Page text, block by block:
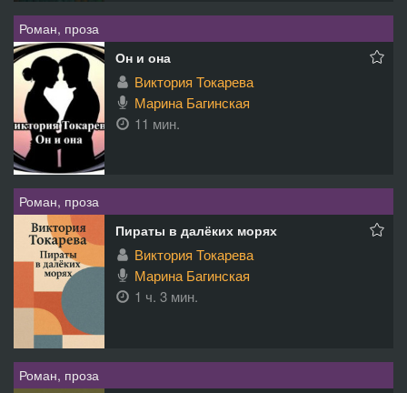
Роман, проза
Он и она
Виктория Токарева
Марина Багинская
11 мин.
Роман, проза
Пираты в далёких морях
Виктория Токарева
Марина Багинская
1 ч. 3 мин.
Роман, проза